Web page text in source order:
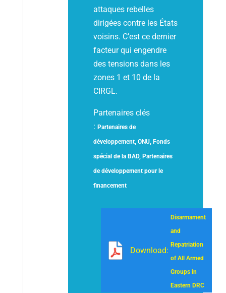
attaques rebelles
dirigées contre les États
voisins. C’est ce dernier
facteur qui engendre
des tensions dans les
zones 1 et 10 de la
CIRGL.
Partenaires clés
: Partenaires de
développement, ONU, Fonds
spécial de la BAD, Partenaires
de développement pour le
financement
Download:
Disarmament
and
Repatriation
of All Armed
Groups in
Eastern DRC